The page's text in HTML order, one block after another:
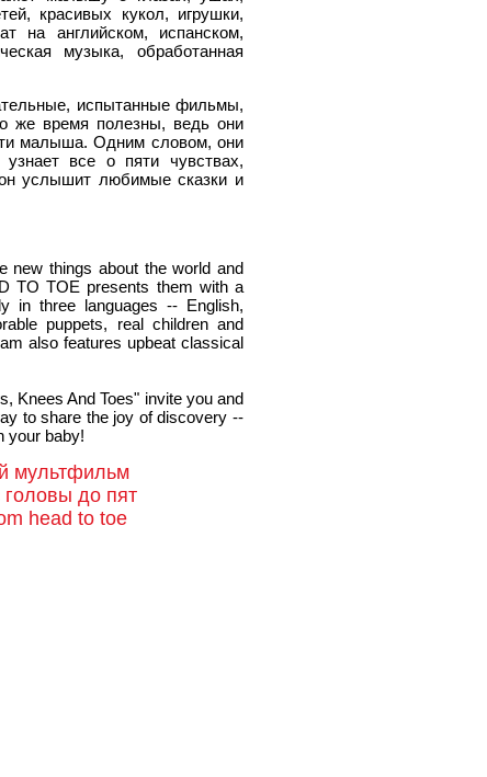
красивых кукол, игрушки,
на английском, испанском,
музыка, обработанная
испытанные фильмы,
же время полезны, ведь они
малыша. Одним словом, они
все о пяти чувствах,
услышит любимые сказки и
new things about the world and
TO TOE presents them with a
in three languages -- English,
puppets, real children and
also features upbeat classical
Knees And Toes" invite you and
to share the joy of discovery --
your baby!
мультфильм
до пят
head to toe